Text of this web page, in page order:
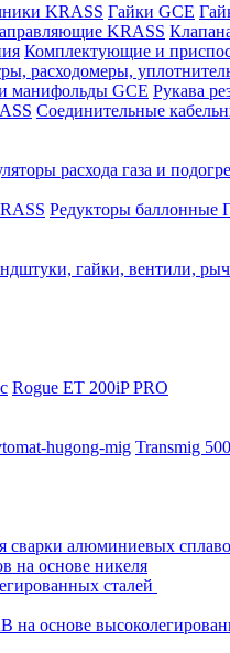
KRASS Гайки GCE
KRASS
Комплектующие и
расходомеры,
манифольды GCE Рукава
Соединительные
расхода газа и
Редукторы баллонные
гайки, вентили,
Rogue ET 200iP PRO
hugong-mig Transmig
сварки алюминиевых
на основе никеля
сталей
на основе